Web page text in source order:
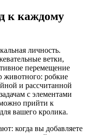
к каждому
личность.
ветки,
перемещение
животного: робкие
и рассчитанной
с элементами
прийти к
вашего кролика.
когда вы добавляете